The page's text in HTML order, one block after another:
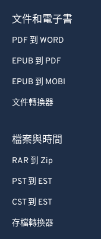
文件和電子書
PDF 到 WORD
EPUB 到 PDF
EPUB 到 MOBI
文件轉換器
檔案與時間
RAR 到 Zip
PST 到 EST
CST 到 EST
存檔轉換器